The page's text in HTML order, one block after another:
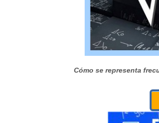
Cómo se representa